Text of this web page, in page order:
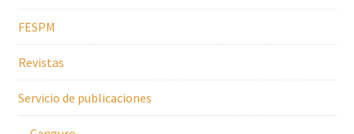
FESPM
Revistas
Servicio de publicaciones